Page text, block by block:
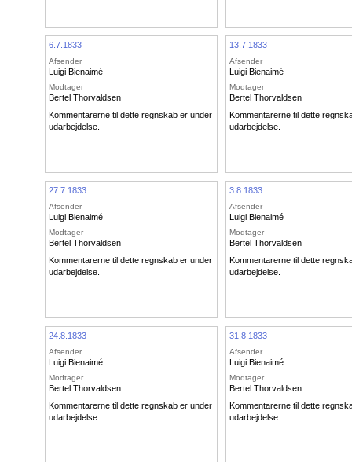
6.7.1833
Afsender
Luigi Bienaimé
Modtager
Bertel Thorvaldsen
Kommentarerne til dette regnskab er under
udarbejdelse.
13.7.1833
Afsender
Luigi Bienaimé
Modtager
Bertel Thorvaldsen
Kommentarerne til dette
udarbejdelse.
27.7.1833
Afsender
Luigi Bienaimé
Modtager
Bertel Thorvaldsen
Kommentarerne til dette regnskab er under
udarbejdelse.
3.8.1833
Afsender
Luigi Bienaimé
Modtager
Bertel Thorvaldsen
Kommentarerne til dette
udarbejdelse.
24.8.1833
Afsender
Luigi Bienaimé
Modtager
Bertel Thorvaldsen
Kommentarerne til dette regnskab er under
udarbejdelse.
31.8.1833
Afsender
Luigi Bienaimé
Modtager
Bertel Thorvaldsen
Kommentarerne til dette
udarbejdelse.